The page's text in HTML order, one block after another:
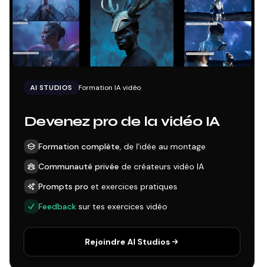
AI STUDIOS Formation IA vidéo
Devenez pro de la vidéo IA
Formation complète, de l'idée au montage
Communauté privée de créateurs vidéo IA
Prompts pro et exercices pratiques
Feedback sur tes exercices vidéo
Rejoindre AI Studios